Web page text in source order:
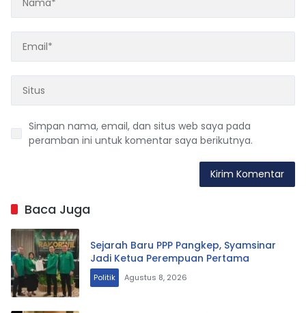
Simpan nama, email, dan situs web saya pada
peramban ini untuk komentar saya berikutnya.
Baca Juga
Sejarah Baru PPP Pangkep, Syamsinar
Jadi Ketua Perempuan Pertama
Politik Agustus 8, 2026